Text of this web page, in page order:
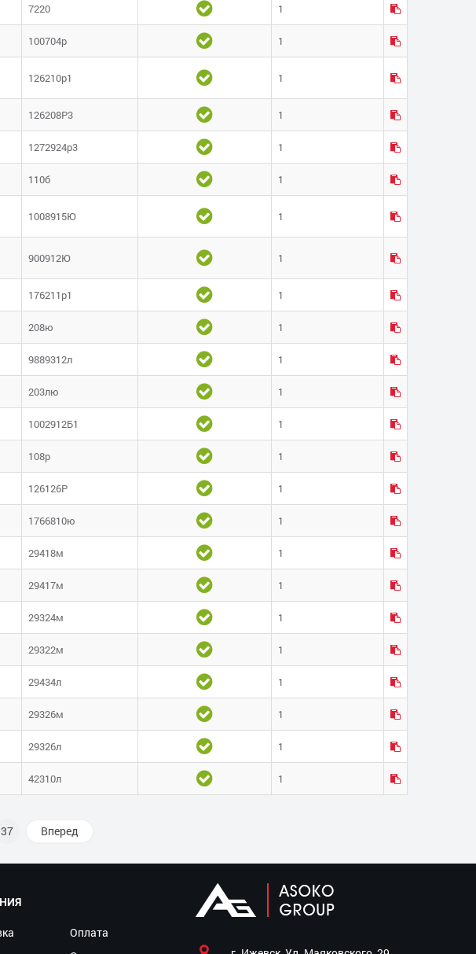
7220 1
100704р 1
126210р1 1
126208Р3 1
1272924р3 1
110б 1
1008915Ю 1
900912Ю 1
176211р1 1
208ю 1
9889312л 1
203лю 1
1002912Б1 1
108р 1
126126Р 1
1766810ю 1
29418м 1
29417м 1
29324м 1
29322м 1
29434л 1
29326м 1
29326л 1
42310л 1
37 Вперед
Оплата